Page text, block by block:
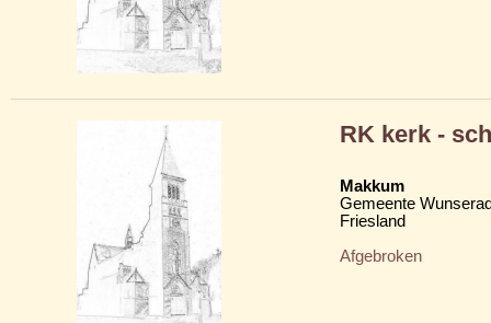
RK kerk -
Makkum
Gemeente
Friesland
Afgebroken